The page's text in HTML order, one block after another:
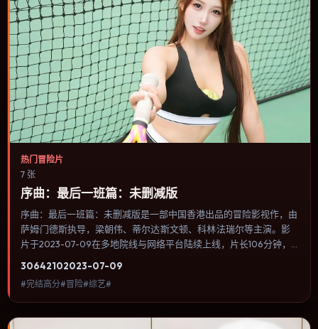
热门冒险片
7 张
序曲：最后一班篇：未删减版
序曲：最后一班篇：未删减版是一部中国香港出品的冒险影视作，由
萨姆·门德斯执导，梁朝伟、蒂尔达·斯文顿、科林·法瑞尔等主演。影
片于2023-07-09在多地院线与网络平台陆续上线，片长106分钟，
物选择与情节推进，节奏与视听语言统一，可作为休闲观影或类型片
补片的选择。
30642102023-07-09
#完结高分#冒险#综艺#